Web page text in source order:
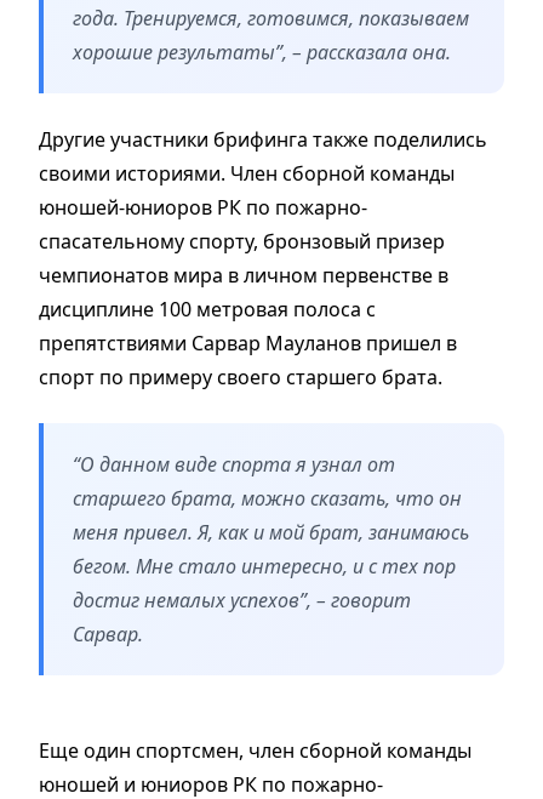
года. Тренируемся, готовимся, показываем
хорошие результаты”, – рассказала она.
Другие участники брифинга также поделились
своими историями. Член сборной команды
юношей-юниоров РК по пожарно-
спасательному спорту, бронзовый призер
чемпионатов мира в личном первенстве в
дисциплине 100 метровая полоса с
препятствиями Сарвар Мауланов пришел в
спорт по примеру своего старшего брата.
“О данном виде спорта я узнал от
старшего брата, можно сказать, что он
меня привел. Я, как и мой брат, занимаюсь
бегом. Мне стало интересно, и с тех пор
достиг немалых успехов”, – говорит
Сарвар.
Еще один спортсмен, член сборной команды
юношей и юниоров РК по пожарно-